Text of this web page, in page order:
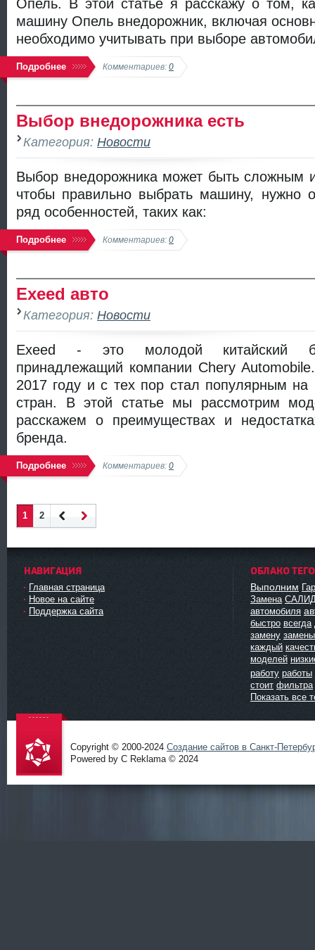
машину Опель внедорожник, включая
необходимо учитывать при выборе
Подробнее Комментариев: 0
Выбор внедорожника есть
Категория: Новости
Выбор внедорожника может быть сложным
чтобы правильно выбрать машину, нужно
ряд особенностей, таких как:
Подробнее Комментариев: 0
Exeed авто
Категория: Новости
Exeed - это молодой китайский
принадлежащий компании Chery
2017 году и с тех пор стал популярным на
стран. В этой статье мы рассмотрим
расскажем о преимуществах и
бренда.
Подробнее Комментариев: 0
1
2
НАВИГАЦИЯ
Главная страница
Новое на сайте
Поддержка сайта
ОБЛАКО
Выполним
Замена
автомобиля
быстро всегда
замену замены
каждый
моделей
работу работы
стоит фильтра
Показать все
Проект
Copyright © 2000-2024 Создание сайтов в Санкт-
Powered by C Reklama © 2024